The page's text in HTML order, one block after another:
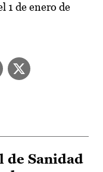
1 de enero de
de Sanidad